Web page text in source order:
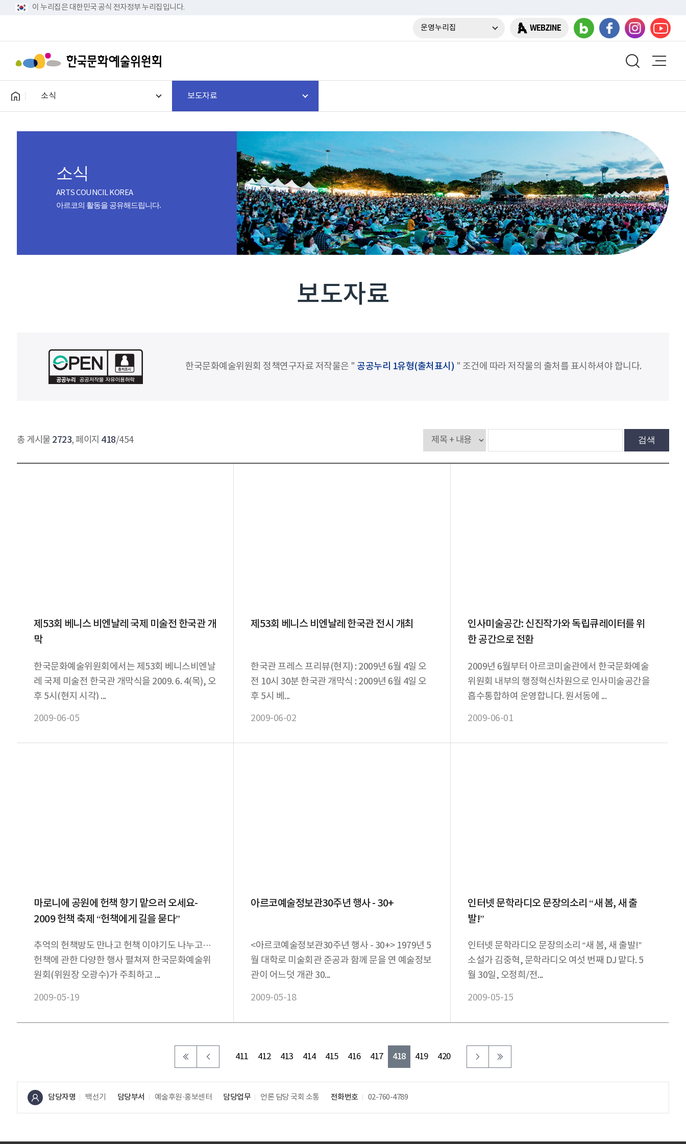
이 누리집은 대한민국 공식 전자정부 누리집입니다.
운영누리집 WEBZINE
소식 보도자료
소식
ARTS COUNCIL KOREA
아르코의 활동을 공유해드립니다.
보도자료
한국문화예술위원회 정책연구자료 저작물은 " 공공누리 1유형(출처표시) " 조건에 따라 저작물의 출처를 표시하셔야 합니다.
총 게시물 2723, 페이지 418/454 검색
제53회 베니스 비엔날레 국제 미술전 한국관 개
막
한국문화예술위원회에서는 제53회 베니스비엔날
레 국제 미술전 한국관 개막식을 2009. 6. 4(목), 오
후 5시(현지 시각) ...
2009-06-05
제53회 베니스 비엔날레 한국관 전시 개최
한국관 프레스 프리뷰(현지) : 2009년 6월 4일 오
전 10시 30분 한국관 개막식 : 2009년 6월 4일 오
후 5시 베...
2009-06-02
인사미술공간: 신진작가와 독립큐레이터를 위
한 공간으로 전환
2009년 6월부터 아르코미술관에서 한국문화예술
위원회 내부의 행정혁신차원으로 인사미술공간을
흡수통합하여 운영합니다. 원서동에 ...
2009-06-01
마로니에 공원에 헌책 향기 맡으러 오세요-
2009 헌책 축제 “헌책에게 길을 묻다”
추억의 헌책방도 만나고 헌책 이야기도 나누고···
헌책에 관한 다양한 행사 펼쳐져 한국문화예술위
원회(위원장 오광수)가 주최하고 ...
2009-05-19
아르코예술정보관30주년 행사 - 30+
<아르코예술정보관30주년 행사 - 30+> 1979년 5
월 대학로 미술회관 준공과 함께 문을 연 예술정보
관이 어느덧 개관 30...
2009-05-18
인터넷 문학라디오 문장의소리 “새 봄, 새 출
발!”
인터넷 문학라디오 문장의소리 “새 봄, 새 출발!”
소설가 김중혁, 문학라디오 여섯 번째 DJ 맡다. 5
월 30일, 오정희/전...
2009-05-15
411 412 413 414 415 416 417 418 419 420
담당자명 백선기 담당부서 예술후원·홍보센터 담당업무 언론 담당국회 소통 전화번호 02-760-4789